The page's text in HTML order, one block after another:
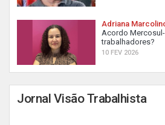
Adriana
Acordo
trabalhadores?
10 FEV 2026
Jornal Visão Trabalhista